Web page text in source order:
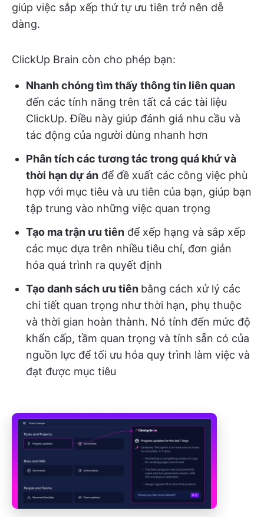
giúp việc sắp xếp thứ tự ưu tiên trở nên dễ
dàng.
ClickUp Brain còn cho phép bạn:
Nhanh chóng tìm thấy thông tin liên quan
đến các tính năng trên tất cả các tài liệu
ClickUp. Điều này giúp đánh giá nhu cầu và
tác động của người dùng nhanh hơn
Phân tích các tương tác trong quá khứ và
thời hạn dự án để đề xuất các công việc phù
hợp với mục tiêu và ưu tiên của bạn, giúp bạn
tập trung vào những việc quan trọng
Tạo ma trận ưu tiên để xếp hạng và sắp xếp
các mục dựa trên nhiều tiêu chí, đơn giản
hóa quá trình ra quyết định
Tạo danh sách ưu tiên bằng cách xử lý các
chi tiết quan trọng như thời hạn, phụ thuộc
và thời gian hoàn thành. Nó tính đến mức độ
khẩn cấp, tầm quan trọng và tính sẵn có của
nguồn lực để tối ưu hóa quy trình làm việc và
đạt được mục tiêu